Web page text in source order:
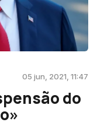
05 jun, 2021, 11:47
do